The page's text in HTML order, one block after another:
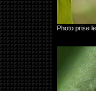
Photo prise